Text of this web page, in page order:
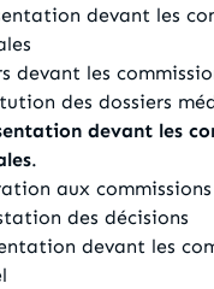
devant les
devant les
des dossiers
devant les
.
aux
des décisions
devant les